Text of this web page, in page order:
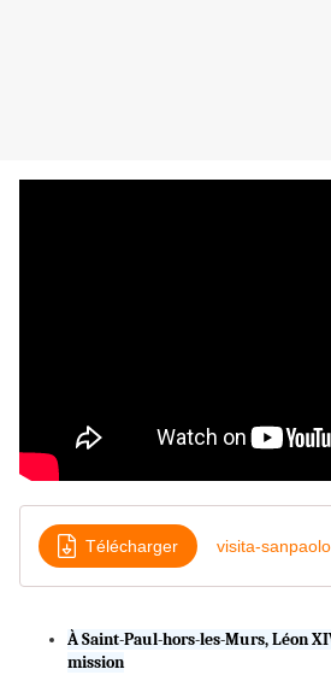
Télécharger visita-sanpaolo
À Saint-Paul-hors-les-Murs, Léon
mission